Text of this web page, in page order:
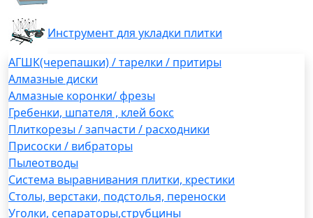
Инструмент для укладки плитки
АГШК(черепашки) / тарелки / притиры
Алмазные диски
Алмазные коронки/ фрезы
Гребенки, шпателя , клей бокс
Плиткорезы / запчасти / расходники
Присоски / вибраторы
Пылеотводы
Система выравнивания плитки, крестики
Столы, верстаки, подстолья, переноски
Уголки, сепараторы,струбцины